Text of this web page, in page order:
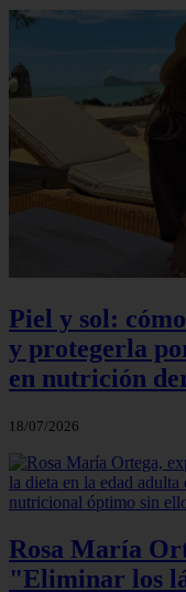
Piel y sol:
y protegerla
en nutrición
18/07/2026
Rosa María
"Eliminar los